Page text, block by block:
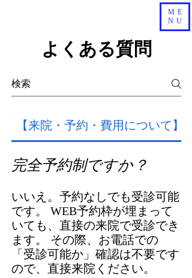
ME
NU
よくある質問
【来院・予約・費用について】
完全予約制ですか？
いいえ。予約なしでも受診可能
です。 WEB予約枠が埋まって
いても、直接の来院で受診でき
ます。 その際、お電話での
「受診可能か」確認は不要です
ので、直接来院ください。